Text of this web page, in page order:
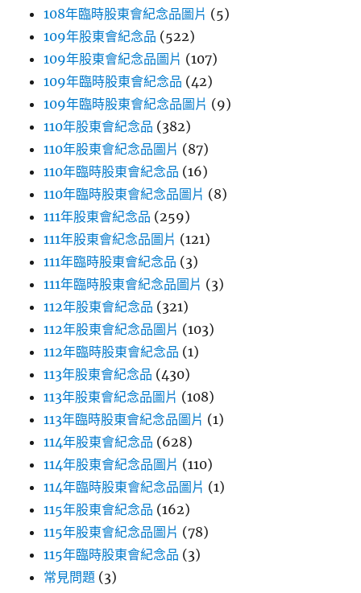
108年臨時股東會紀念品圖片 (5)
109年股東會紀念品 (522)
109年股東會紀念品圖片 (107)
109年臨時股東會紀念品 (42)
109年臨時股東會紀念品圖片 (9)
110年股東會紀念品 (382)
110年股東會紀念品圖片 (87)
110年臨時股東會紀念品 (16)
110年臨時股東會紀念品圖片 (8)
111年股東會紀念品 (259)
111年股東會紀念品圖片 (121)
111年臨時股東會紀念品 (3)
111年臨時股東會紀念品圖片 (3)
112年股東會紀念品 (321)
112年股東會紀念品圖片 (103)
112年臨時股東會紀念品 (1)
113年股東會紀念品 (430)
113年股東會紀念品圖片 (108)
113年臨時股東會紀念品圖片 (1)
114年股東會紀念品 (628)
114年股東會紀念品圖片 (110)
114年臨時股東會紀念品圖片 (1)
115年股東會紀念品 (162)
115年股東會紀念品圖片 (78)
115年臨時股東會紀念品 (3)
常見問題 (3)